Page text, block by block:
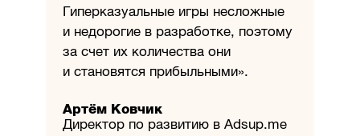
Гиперказуальные игры несложные
и недорогие в разработке, поэтому
за счет их количества они
и становятся прибыльными».
Артём Ковчик
Директор по развитию в Adsup.me